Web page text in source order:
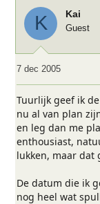
K Kai
Guest
7 dec 2005
Tuurlijk geef ik
nu al van plan
en leg dan me
enthousiast,
lukken, maar dat
De datum die ik
nog heel wat